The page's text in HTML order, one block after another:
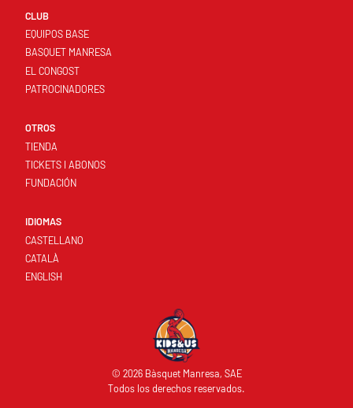
CLUB
EQUIPOS BASE
BASQUET MANRESA
EL CONGOST
PATROCINADORES
OTROS
TIENDA
TICKETS I ABONOS
FUNDACIÓN
IDIOMAS
CASTELLANO
CATALÀ
ENGLISH
© 2026 Bàsquet Manresa, SAE
Todos los derechos reservados.